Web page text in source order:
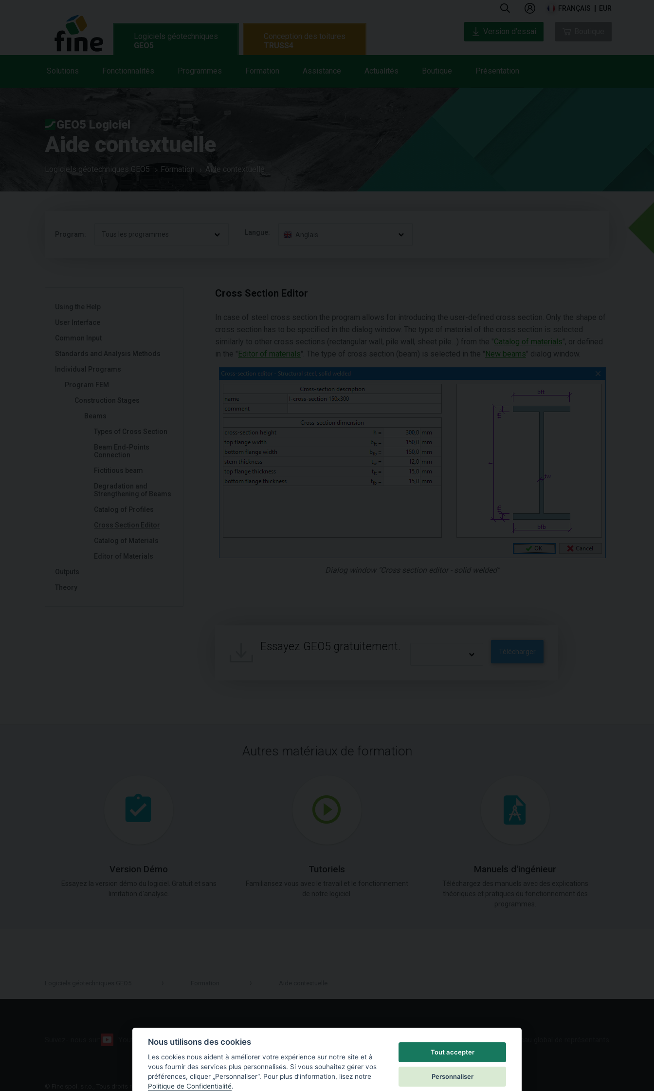
FRANÇAIS EUR
Logiciels géotechniques
GEO5
Solutions Fonctionnalités Programmes Formation Assistance Actualités Boutique Présentation
Conception des toitures
TRUSS4
Version d’essai
GEO5 Logiciel
Aide contextuelle
Logiciels géotechniques GEO5 Formation Aide contextuelle
Program: Tous les programmes Langue: Anglais
Using the Help
User Interface
Common Input
Standards and Analysis Methods
Individual Programs
Program FEM
Construction Stages
Beams
Types of Cross Section
Beam End-Points
Connection
Fictitious beam
Degradation and
Strengthening of Beams
Catalog of Profiles
Cross Section Editor
Catalog of Materials
Editor of Materials
Outputs
Theory
Cross Section Editor
In case of steel cross section the program allows for introducing the user-defined cross section. Only the shape of
cross section has to be specified in the dialog window. The type of material of the cross section is selected
similarly to other cross sections (rectangular wall, pile wall, sheet pile…) from the "Catalog of materials", or defined
in the "Editor of materials". The type of cross section (beam) is selected in the "New beams" dialog window.
Dialog window "Cross section editor - solid welded"
Essayez GEO5 gratuitement. Télécharger
Autres matériaux de formation
Version Démo Tutoriels Manuels d'ingénieur
Facebook LinkedIn
© Fine spol. s r.o., Tous droits réservés |Plan du site|Politique de confidentialité End User License Agreement|Contact
Nous utilisons des cookies
Les cookies nous aident à améliorer votre expérience sur notre site et à
vous fournir des services plus personnalisés. Si vous souhaitez gérer vos
préférences, cliquer „Personnaliser“. Pour plus d’information, lisez notre
Politique de Confidentialité.
Tout accepter
Personnaliser